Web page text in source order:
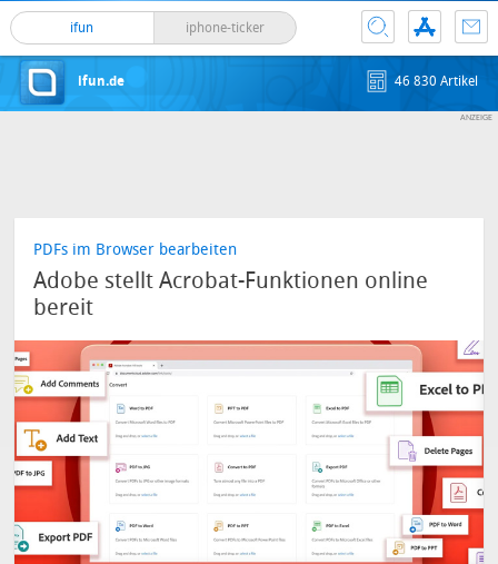
ifun iphone-ticker
ifun.de 46 830 Artikel
PDFs im Browser bearbeiten
Adobe stellt Acrobat-Funktionen online
bereit